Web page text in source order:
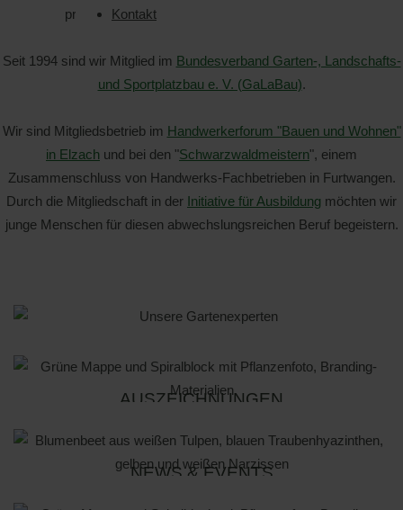
Kontakt
privatwirtschaftlichen Auftraggebern geschätzt.
Seit 1994 sind wir Mitglied im Bundesverband Garten-, Landschafts-
und Sportplatzbau e. V. (GaLaBau).
Wir sind Mitgliedsbetrieb im Handwerkerforum "Bauen und Wohnen"
in Elzach und bei den "Schwarzwaldmeistern", einem
Zusammenschluss von Handwerks-Fachbetrieben in Furtwangen.
Durch die Mitgliedschaft in der Initiative für Ausbildung möchten wir
junge Menschen für diesen abwechslungsreichen Beruf begeistern.
ALLEIN!
AUSZEICHNUNGEN
AUSZEICHNUNGEN - TEAM
NEWS & EVENTS